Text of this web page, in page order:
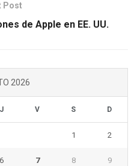
Post
de Apple en EE. UU.
2026
J V S D
1 2
6 7 8 9